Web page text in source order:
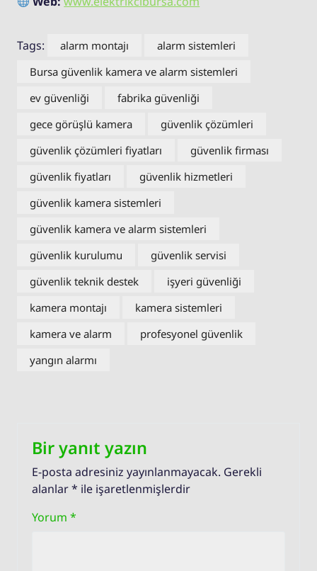
Tags: alarm montajı
alarm sistemleri
Bursa güvenlik kamera ve alarm sistemleri
ev güvenliği
fabrika güvenliği
gece görüşlü kamera
güvenlik çözümleri
güvenlik çözümleri fiyatları
güvenlik firması
güvenlik fiyatları
güvenlik hizmetleri
güvenlik kamera sistemleri
güvenlik kamera ve alarm sistemleri
güvenlik kurulumu
güvenlik servisi
güvenlik teknik destek
işyeri güvenliği
kamera montajı
kamera sistemleri
kamera ve alarm
profesyonel güvenlik
yangın alarmı
Bir yanıt yazın
E-posta adresiniz yayınlanmayacak. Gerekli
alanlar* ile işaretlenmişlerdir
Yorum *